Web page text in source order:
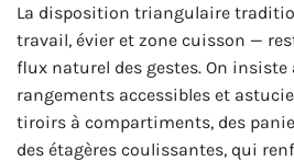
La disposition triangulaire
travail, évier et zone cuisson —
flux naturel des gestes. On insiste
rangements accessibles et
tiroirs à compartiments, des
des étagères coulissantes, qui